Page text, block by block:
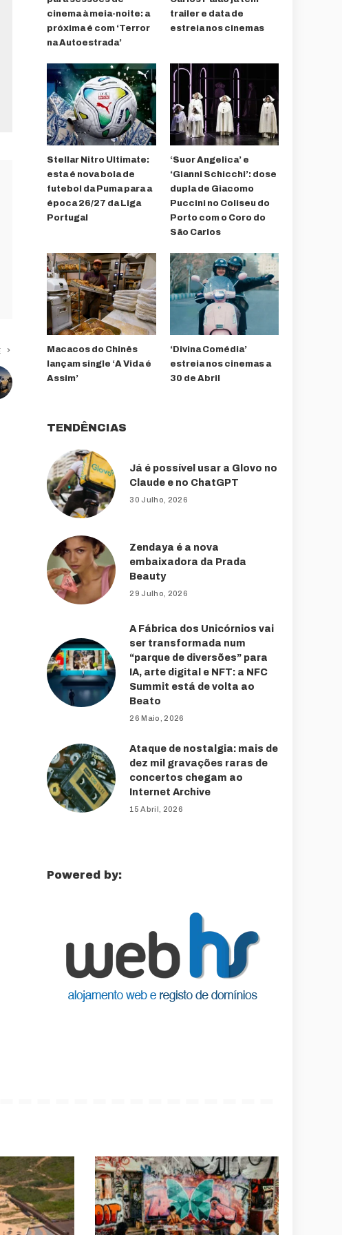
cinema à meia-noite: a
próxima é com ‘Terror
na Autoestrada’
trailer e data de
estreia nos cinemas
Stellar Nitro Ultimate:
esta é nova bola de
futebol da Puma para a
época 26/27 da Liga
Portugal
‘Suor Angelica’ e
‘Gianni Schicchi’: dose
dupla de Giacomo
Puccini no Coliseu do
Porto com o Coro do
São Carlos
Macacos do Chinês
lançam single ‘A Vida é
Assim’
‘Divina Comédia’
estreia nos cinemas a
30 de Abril
TENDÊNCIAS
Já é possível usar a Glovo no
Claude e no ChatGPT
30 Julho, 2026
Zendaya é a nova
embaixadora da Prada
Beauty
29 Julho, 2026
A Fábrica dos Unicórnios vai
ser transformada num
“parque de diversões” para
IA, arte digital e NFT: a NFC
Summit está de volta ao
Beato
26 Maio, 2026
Ataque de nostalgia: mais de
dez mil gravações raras de
concertos chegam ao
Internet Archive
15 Abril, 2026
Powered by: